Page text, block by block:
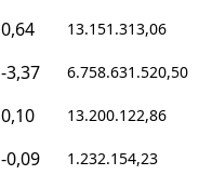
0,64 13.151.313,06
-3,37 6.758.631.520,50
0,10 13.200.122,86
-0,09 1.232.154,23